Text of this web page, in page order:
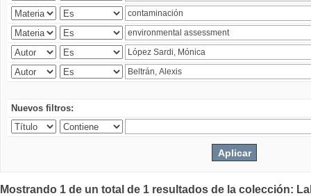
Nuevos filtros:
Mostrando 1 de un total de 1 resultados de la colección: